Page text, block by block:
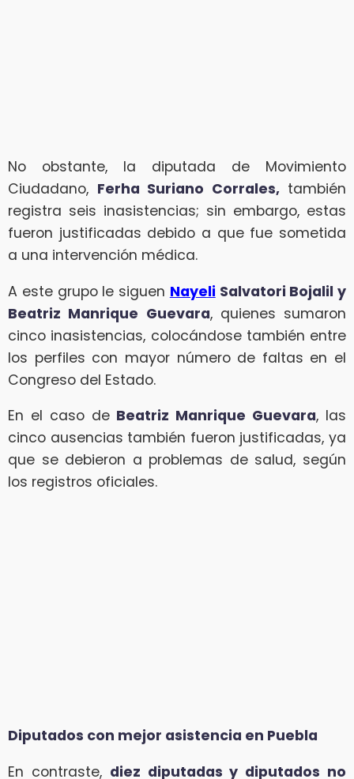
No obstante, la diputada de Movimiento
Ciudadano, Ferha Suriano Corrales,también
registra seis inasistencias; sin embargo, estas
fueron justificadas debido a que fue sometida
a una intervención médica.
A este grupo le siguen Nayeli Salvatori Bojalil y
Beatriz Manrique Guevara, quienes sumaron
cinco inasistencias, colocándose también entre
los perfiles con mayor número de faltas en el
Congreso del Estado.
En el caso de Beatriz Manrique Guevara, las
cinco ausencias también fueron justificadas, ya
que se debieron a problemas de salud, según
los registros oficiales.
Diputados con mejor asistencia en Puebla
En contraste, diez diputadas y diputados no